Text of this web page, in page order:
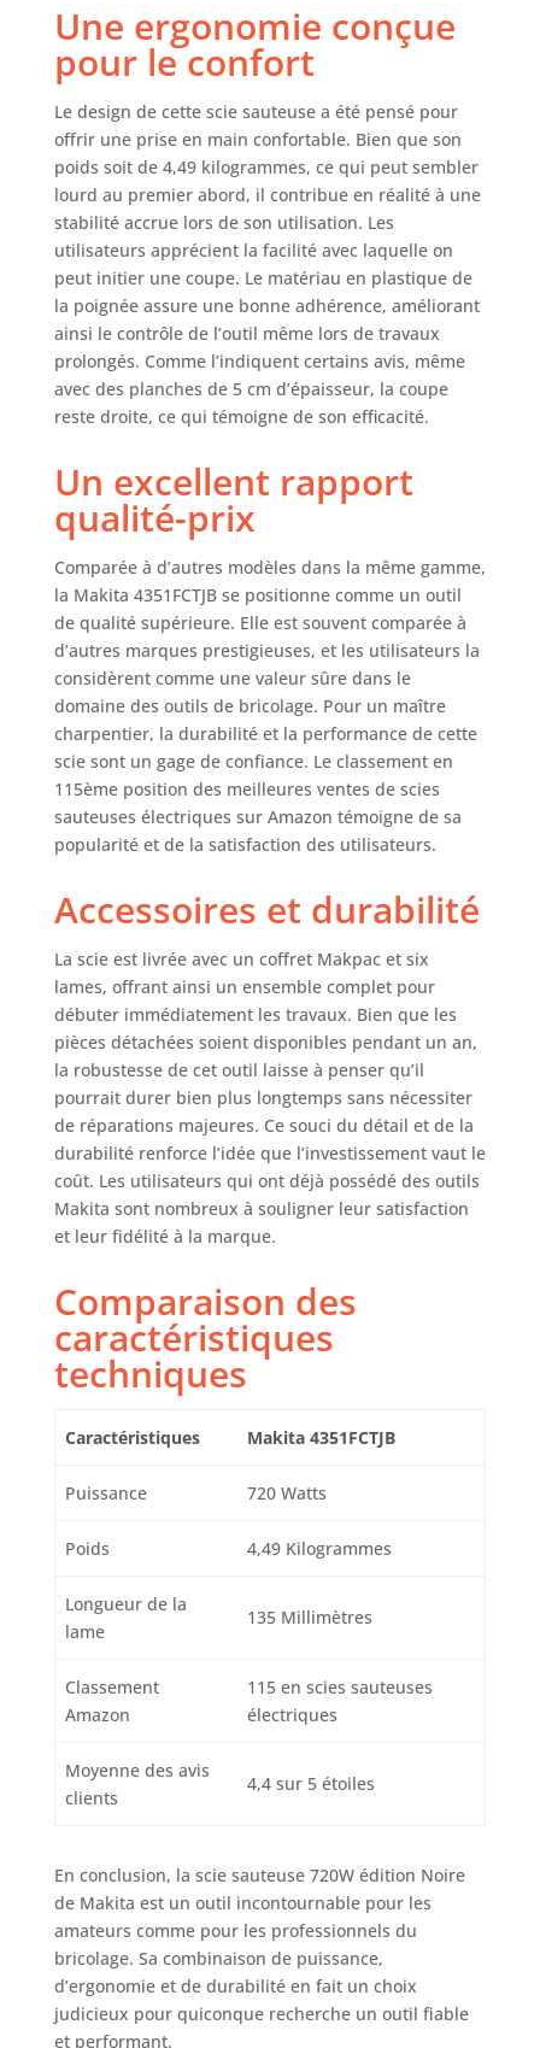
Une ergonomie conçue
pour le confort
Le design de cette scie sauteuse a été pensé pour
offrir une prise en main confortable. Bien que son
poids soit de 4,49 kilogrammes, ce qui peut sembler
lourd au premier abord, il contribue en réalité à une
stabilité accrue lors de son utilisation. Les
utilisateurs apprécient la facilité avec laquelle on
peut initier une coupe. Le matériau en plastique de
la poignée assure une bonne adhérence, améliorant
ainsi le contrôle de l’outil même lors de travaux
prolongés. Comme l’indiquent certains avis, même
avec des planches de 5 cm d’épaisseur, la coupe
reste droite, ce qui témoigne de son efficacité.
Un excellent rapport
qualité-prix
Comparée à d’autres modèles dans la même gamme,
la Makita 4351FCTJB se positionne comme un outil
de qualité supérieure. Elle est souvent comparée à
d’autres marques prestigieuses, et les utilisateurs la
considèrent comme une valeur sûre dans le
domaine des outils de bricolage. Pour un maître
charpentier, la durabilité et la performance de cette
scie sont un gage de confiance. Le classement en
115ème position des meilleures ventes de scies
sauteuses électriques sur Amazon témoigne de sa
popularité et de la satisfaction des utilisateurs.
Accessoires et durabilité
La scie est livrée avec un coffret Makpac et six
lames, offrant ainsi un ensemble complet pour
débuter immédiatement les travaux. Bien que les
pièces détachées soient disponibles pendant un an,
la robustesse de cet outil laisse à penser qu’il
pourrait durer bien plus longtemps sans nécessiter
de réparations majeures. Ce souci du détail et de la
durabilité renforce l’idée que l’investissement vaut le
coût. Les utilisateurs qui ont déjà possédé des outils
Makita sont nombreux à souligner leur satisfaction
et leur fidélité à la marque.
Comparaison des
caractéristiques
techniques
Caractéristiques Makita 4351FCTJB
Puissance 720 Watts
Poids 4,49 Kilogrammes
Longueur de la
lame
135 Millimètres
Classement
Amazon
115 en scies sauteuses
électriques
Moyenne des avis
clients
4,4 sur 5 étoiles
En conclusion, la scie sauteuse 720W édition Noire
de Makita est un outil incontournable pour les
amateurs comme pour les professionnels du
bricolage. Sa combinaison de puissance,
d’ergonomie et de durabilité en fait un choix
judicieux pour quiconque recherche un outil fiable
et performant.